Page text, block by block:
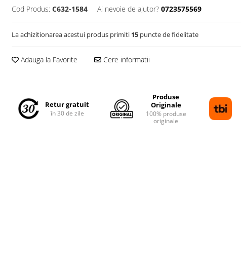
Cod Produs: C632-1584 Ai nevoie de ajutor? 0723575569
La achizitionarea acestui produs primiti 15 puncte de fidelitate
Adauga la Favorite Cere informatii
Retur gratuit
în 30 de zile
Produse
Originale
100% produse
originale